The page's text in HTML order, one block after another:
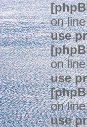
on
use
on
use
on
use